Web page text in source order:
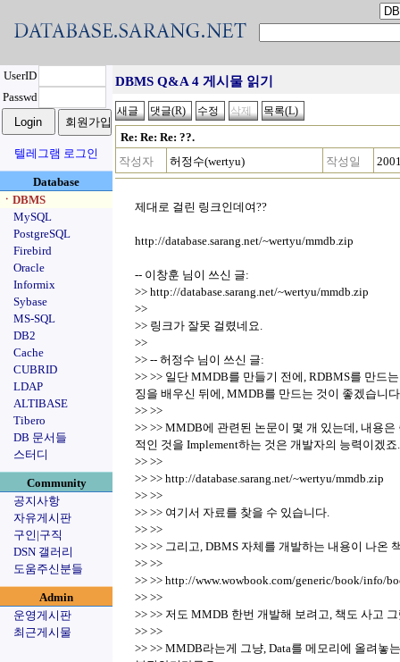
UserID
Passwd
텔레그램 로그인
Database
ㆍDBMS
MySQL
PostgreSQL
Firebird
Oracle
Informix
Sybase
MS-SQL
DB2
Cache
CUBRID
LDAP
ALTIBASE
Tibero
DB 문서들
스터디
Community
공지사항
자유게시판
구인|구직
DSN 갤러리
도움주신분들
Admin
운영게시판
최근게시물
DBMS Q&A 4 게시물 읽기
Re: Re: Re: ??.
작성자
허정수(wertyu) 작성일
제대로 걸린 링크인데여??
http://database.sarang.net/~wertyu/mmdb.zip
-- 이창훈 님이 쓰신 글:
>> http://database.sarang.net/~wertyu/mmdb.zip
>>
>> 링크가 잘못 걸렸네요.
>>
>> -- 허정수 님이 쓰신 글:
>> >> 일단 MMDB를 만들기 전에, RDBMS를 만드
징을 배우신 뒤에, MMDB를 만드는 것이 좋겠습니
>> >>
>> >> MMDB에 관련된 논문이 몇 개 있는데, 내용
적인 것을 Implement하는 것은 개발자의 능력이겠죠
>> >>
>> >> http://database.sarang.net/~wertyu/mmdb.zip
>> >>
>> >> 여기서 자료를 찾을 수 있습니다.
>> >>
>> >> 그리고, DBMS 자체를 개발하는 내용이 나온
>> >>
>> >> http://www.wowbook.com/generic/book/info/
>> >>
>> >> 저도 MMDB 한번 개발해 보려고, 책도 사고
>> >>
>> >> MMDB라는게 그냥, Data를 메모리에 올려놓